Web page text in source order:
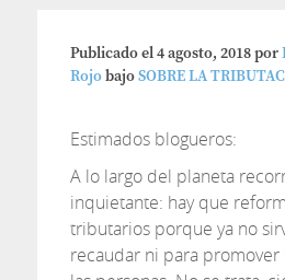
Publicado el4 agosto, 2018por
RojobajoSOBRE LA
Estimados blogueros:
A lo largo del planeta
inquietante: hay que
tributarios porque ya no
recaudar ni para